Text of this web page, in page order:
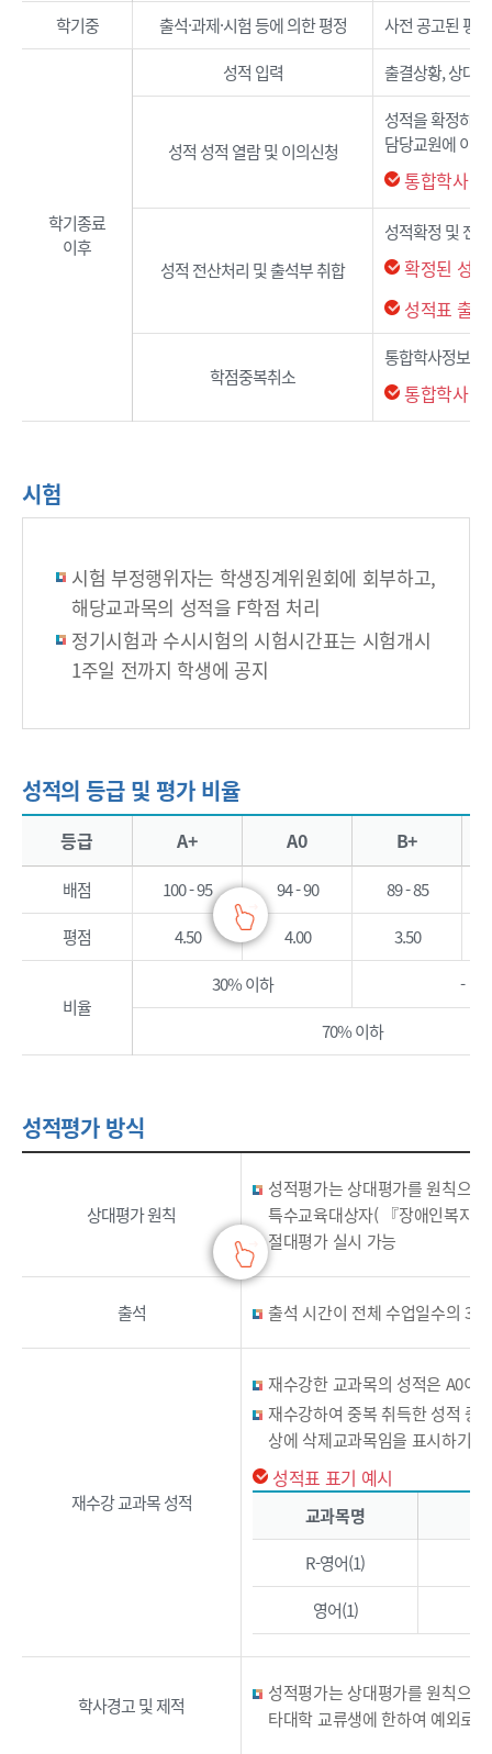
학기중 출석·과제·시험 등에 의한 평정 사전 공고된 평
학기종료
이후
성적 입력 출결상황, 상대
성적 성적 열람 및 이의신청
성적을 확정하
담당교원에 이
통합학사
성적 전산처리 및 출석부 취합
성적확정 및 전
확정된 성
성적표 출
학점중복취소
통합학사정보시
통합학사
시험
시험 부정행위자는 학생징계위원회에 회부하고,
해당교과목의 성적을 F학점 처리
정기시험과 수시시험의 시험시간표는 시험개시
1주일 전까지 학생에 공지
성적의 등급 및 평가 비율
성적의 등급 및 평가 비율 - 등급, A+, A0, B+, B0, C+, C0, D+, D0, F 정보제공
등급 A+ A0 B+
배점 100 - 95 94 - 90 89 - 85
평점 4.50 4.00 3.50
비율
30% 이하 -
70% 이하
성적평가 방식
상대평가 원칙
성적평가는 상대평가를 원칙으
특수교육대상자( 『장애인복지
절대평가 실시 가능
출석 출석 시간이 전체 수업일수의 3/
재수강 교과목 성적
재수강한 교과목의 성적은 A0이
재수강하여 중복 취득한 성적 중
상에 삭제교과목임을 표시하기
성적표 표기 예시
성적표 표기 예시 - 교과목명, 성적, 비고 정보제공
교과목명
R-영어(1)
영어(1)
학사경고 및 제적
성적평가는 상대평가를 원칙으
타대학 교류생에 한하여 예외로